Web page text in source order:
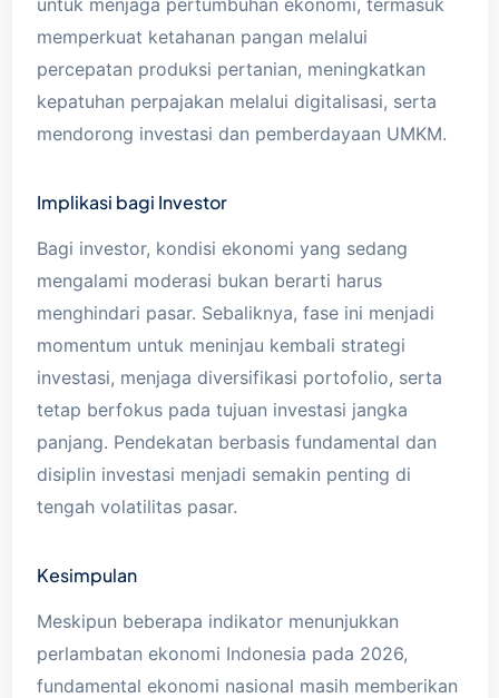
memperkuat ketahanan pangan melalui
percepatan produksi pertanian, meningkatkan
kepatuhan perpajakan melalui digitalisasi, serta
mendorong investasi dan pemberdayaan UMKM.
Implikasi bagi Investor
Bagi investor, kondisi ekonomi yang sedang
mengalami moderasi bukan berarti harus
menghindari pasar. Sebaliknya, fase ini menjadi
momentum untuk meninjau kembali strategi
investasi, menjaga diversifikasi portofolio, serta
tetap berfokus pada tujuan investasi jangka
panjang. Pendekatan berbasis fundamental dan
disiplin investasi menjadi semakin penting di
tengah volatilitas pasar.
Kesimpulan
Meskipun beberapa indikator menunjukkan
perlambatan ekonomi Indonesia pada 2026,
fundamental ekonomi nasional masih memberikan